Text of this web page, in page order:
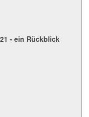
- ein Rückblick